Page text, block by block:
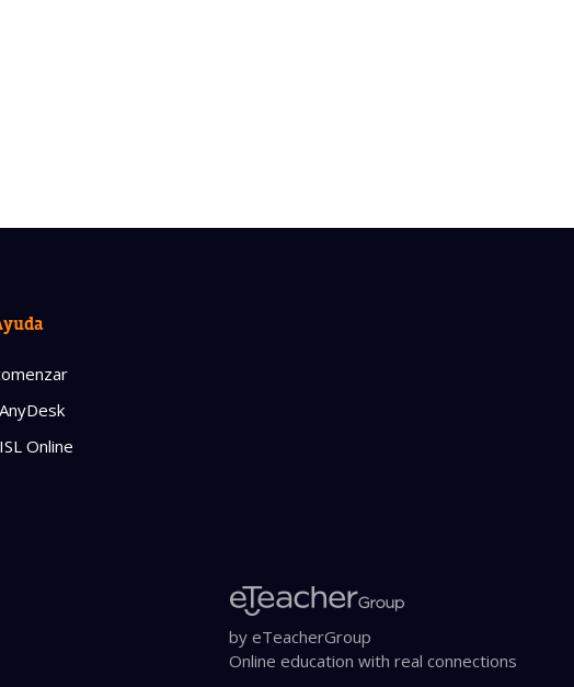
Online
by eTeacherGroup
Online education with real connections